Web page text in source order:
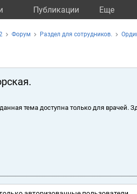
Публикации Eще
Форум Раздел для сотрудников.
тема доступна только для врачей.